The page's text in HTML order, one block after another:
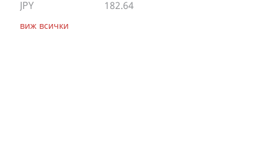
JPY
182.64
виж всички